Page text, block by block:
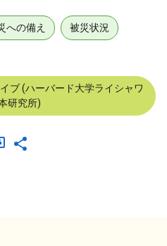
への備え 被災状況
ブ (ハーバード大学ライシャワ
研究所)